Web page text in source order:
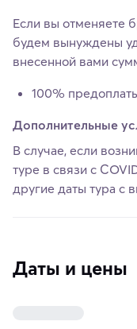
Если вы отменяете
будем вынуждены
внесенной вами
100%
Дополнительные
В случае, если
туре в связи с
другие даты тура с
Даты и цены